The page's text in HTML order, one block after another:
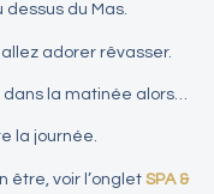
du Mas.
adorer rêvasser.
dans la matinée alors…
la journée.
être, voir l’onglet SPA &